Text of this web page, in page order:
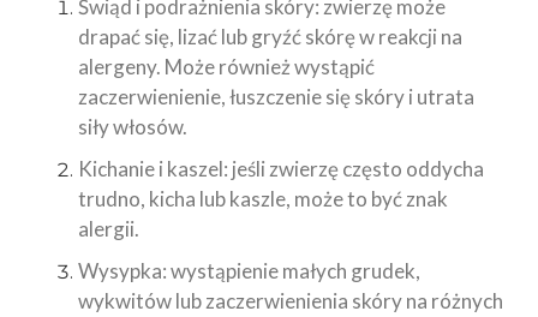
Świąd i podrażnienia skóry: zwierzę może
drapać się, lizać lub gryźć skórę w reakcji na
alergeny. Może również wystąpić
zaczerwienienie, łuszczenie się skóry i utrata
siły włosów.
Kichanie i kaszel: jeśli zwierzę często oddycha
trudno, kicha lub kaszle, może to być znak
alergii.
Wysypka: wystąpienie małych grudek,
wykwitów lub zaczerwienienia skóry na różnych